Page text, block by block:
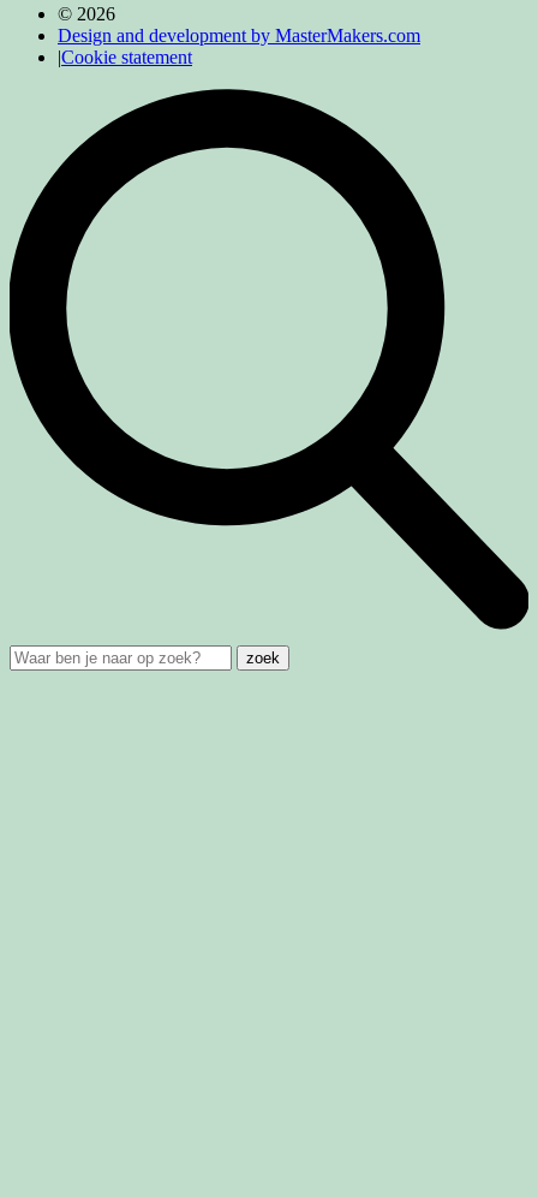
© 2026
Design and development by MasterMakers.com
|Cookie statement